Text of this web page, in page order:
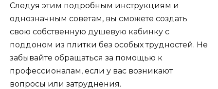
Следуя этим подробным инструкциям и
однозначным советам, вы сможете создать
свою собственную душевую кабинку с
поддоном из плитки без особых трудностей. Не
забывайте обращаться за помощью к
профессионалам, если у вас возникают
вопросы или затруднения.